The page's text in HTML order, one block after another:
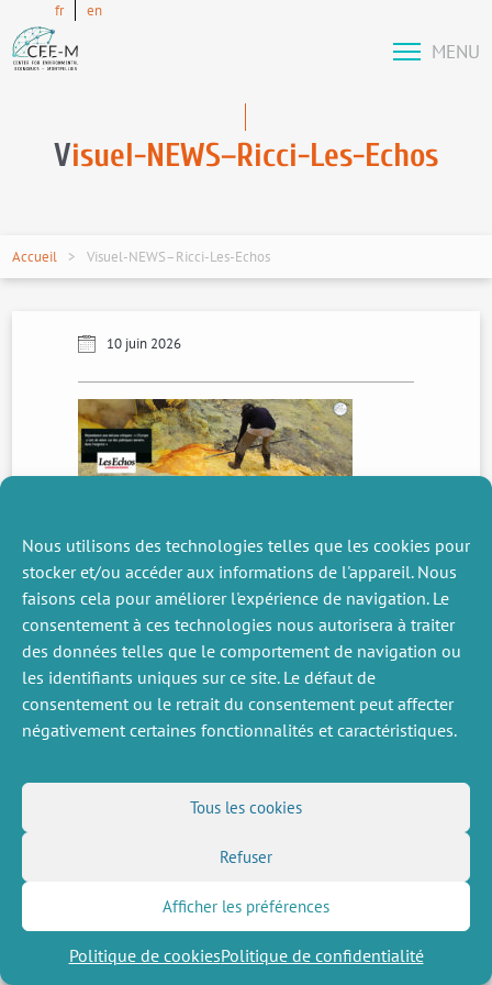
Nous utilisons des technologies telles que les cookies pour
stocker et/ou accéder aux informations de l'appareil. Nous
faisons cela pour améliorer l'expérience de navigation. Le
consentement à ces technologies nous autorisera à traiter
des données telles que le comportement de navigation ou
les identifiants uniques sur ce site. Le défaut de
consentement ou le retrait du consentement peut affecter
négativement certaines fonctionnalités et caractéristiques.
Tous les cookies
Refuser
Afficher les préférences
Politique de cookiesPolitique de confidentialité
fr en
MENU
Visuel-NEWS–Ricci-Les-Echos
Accueil Visuel-NEWS–Ricci-Les-Echos
10 juin 2026
ACTUALITÉS
PRÉCÉDENTE
DIVERS
Offres d’emploi
Job market
NOUS SUIVRE
Flux RSS